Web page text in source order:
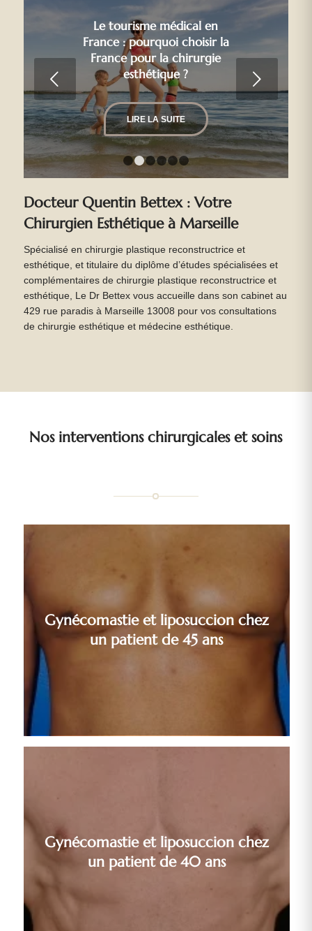
Le tourisme médical en
France : pourquoi choisir la
France pour la chirurgie
esthétique ?
LIRE LA SUITE
Suivant
1 5 6
Docteur Quentin Bettex : Votre
Chirurgien Esthétique à Marseille
Spécialisé en chirurgie plastique reconstructrice et
esthétique, et titulaire du diplôme d’études spécialisées et
complémentaires de chirurgie plastique reconstructrice et
esthétique, Le Dr Bettex vous accueille dans son cabinet au
429 rue paradis à Marseille 13008 pour vos consultations
de chirurgie esthétique et médecine esthétique.
Nos interventions chirurgicales et soins
Gynécomastie et liposuccion chez
un patient de 45 ans
Gynécomastie et liposuccion chez
un patient de 40 ans